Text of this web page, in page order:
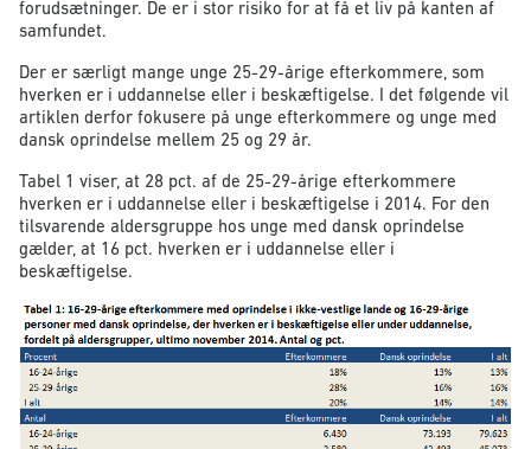
forudsætninger. De er i stor risiko for at få et liv på kanten af
samfundet.
Der er særligt mange unge 25-29-årige efterkommere, som
hverken er i uddannelse eller i beskæftigelse. I det følgende vil
artiklen derfor fokusere på unge efterkommere og unge med
dansk oprindelse mellem 25 og 29 år.
Tabel 1 viser, at 28 pct. af de 25-29-årige efterkommere
hverken er i uddannelse eller i beskæftigelse i 2014. For den
tilsvarende aldersgruppe hos unge med dansk oprindelse
gælder, at 16 pct. hverken er i uddannelse eller i
beskæftigelse.